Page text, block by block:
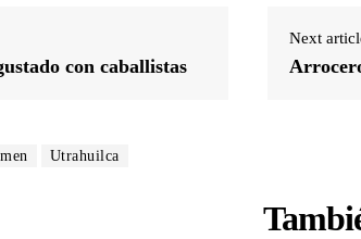
con caballistas
Next
Utrahuilca